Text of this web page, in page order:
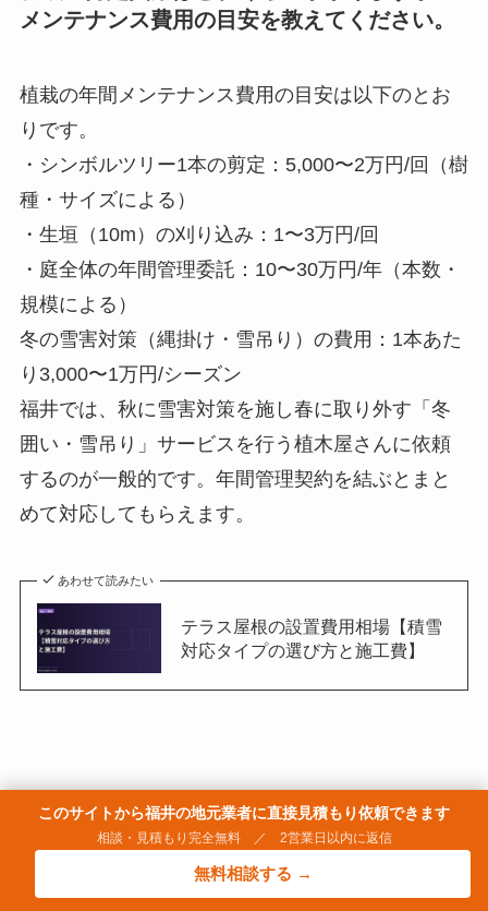
メンテナンス費用の目安を教えてください。
植栽の年間メンテナンス費用の目安は以下のとお
りです。
・シンボルツリー1本の剪定：5,000〜2万円/回（樹
種・サイズによる）
・生垣（10m）の刈り込み：1〜3万円/回
・庭全体の年間管理委託：10〜30万円/年（本数・
規模による）
冬の雪害対策（縄掛け・雪吊り）の費用：1本あた
り3,000〜1万円/シーズン
福井では、秋に雪害対策を施し春に取り外す「冬
囲い・雪吊り」サービスを行う植木屋さんに依頼
するのが一般的です。年間管理契約を結ぶとまと
めて対応してもらえます。
あわせて読みたい
テラス屋根の設置費用相場【積雪
対応タイプの選び方と施工費】
あわせて読みたい
【積雪に強いタイプの選び方】
このサイトから福井の地元業者に直接見積もり依頼できます
相談・見積もり完全無料 ／ 2営業日以内に返信
無料相談する →